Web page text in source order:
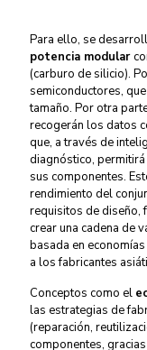
Para ello, se
potencia modular
(carburo de silicio).
semiconductores,
tamaño. Por otra
recogerán los datos
que, a través de
diagnóstico,
sus componentes.
rendimiento del
requisitos de diseño,
crear una cadena de
basada en
a los fabricantes
Conceptos como el
las estrategias de
(reparación,
componentes,